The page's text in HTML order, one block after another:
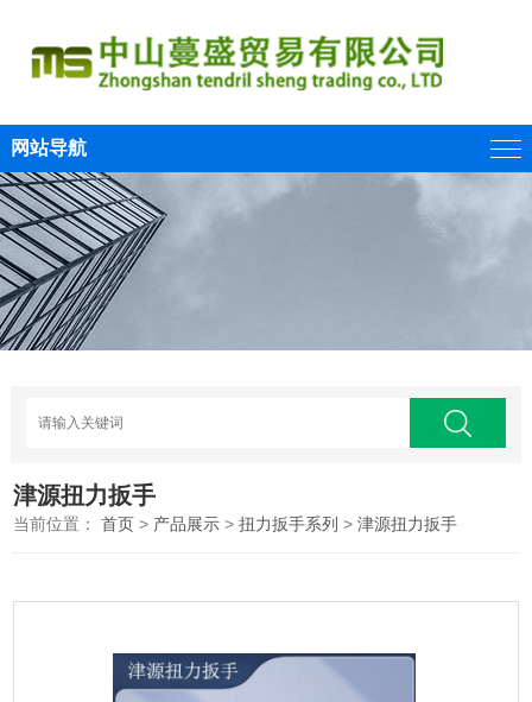
网站导航
津源扭力扳手
当前位置：首页 > 产品展示 >扭力扳手系列 >津源扭力扳手